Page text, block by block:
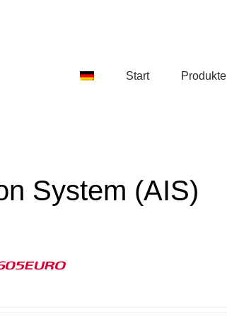
Start Produkte
System (AIS)